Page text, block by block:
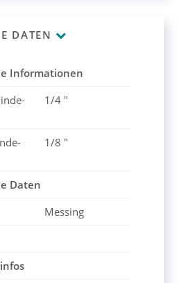
DATEN
Informationen
1/4 "
1/8 "
Daten
Messing